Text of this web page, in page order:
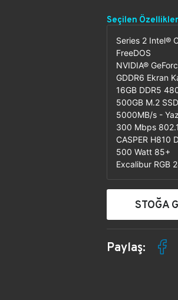
Seçilen Özellikler
Series 2 Intel®
FreeDOS
NVIDIA®
GDDR6 Ekran
16GB DDR5
500GB M.2
5000MB/s -
300 Mbps
CASPER H810
500 Watt 85+
Excalibur RGB
STOĞA
Paylaş: